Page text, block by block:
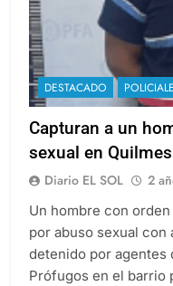
DESTACADO
Capturan a un
sexual en Quilmes
Diario EL SOL 2
Un hombre con
por abuso sexual con
detenido por agentes
Prófugos en el barrio